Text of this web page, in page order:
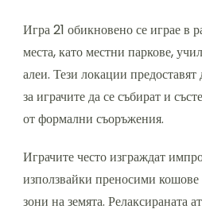
Игра 21 обикновено се играе в
места, като местни паркове,
алеи. Тези локации
за играчите да се събират и
от формални съоръжения.
Играчите често изграждат
използвайки преносими
зони на земята. Релаксираната